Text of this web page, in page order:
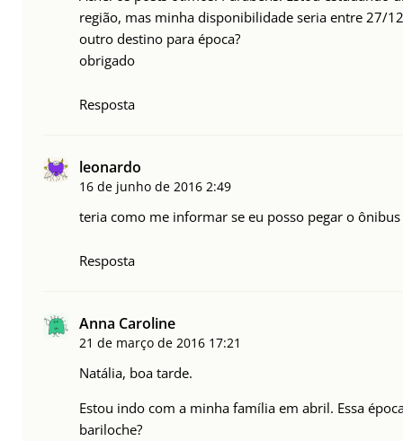
região, mas minha disponibilidade seria entre 27/
outro destino para época?
obrigado
Resposta
leonardo
16 de junho de 2016 2:49
teria como me informar se eu posso pegar o
Resposta
Anna Caroline
21 de março de 2016 17:21
Natália, boa tarde.
Estou indo com a minha família em abril. Essa
bariloche?